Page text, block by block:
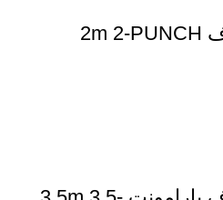
پانچ پوستی یکبار مصرف 2m 2-PUNCH